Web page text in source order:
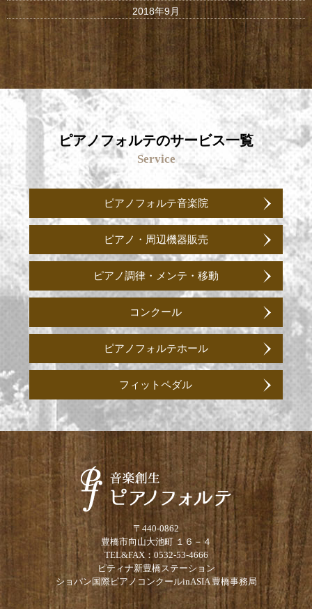
2018年9月
ピアノフォルテのサービス一覧
Service
ピアノフォルテ音楽院
ピアノ・周辺機器販売
ピアノ調律・メンテ・移動
コンクール
ピアノフォルテホール
フィットペダル
〒440-0862
豊橋市向山大池町 １６－４
TEL&FAX：0532-53-4666
ピティナ新豊橋ステーション
ショパン国際ピアノコンクールinASIA 豊橋事務局